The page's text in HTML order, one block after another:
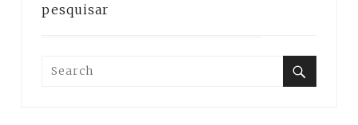
pesquisar
Search